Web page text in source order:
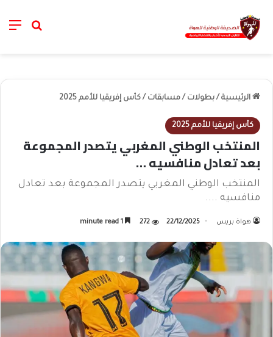
خانة
الرئيسية / بطولات / مسابقات / كأس إفريقيا للأمم 2025
كأس إفريقيا للأمم 2025
المنتخب الوطني المغربي يتصدر المجموعة
بعد تعادل منافسيه …
المنتخب الوطني المغربي يتصدر المجموعة بعد تعادل
منافسيه ....
هواة بريس 22/12/2025
272